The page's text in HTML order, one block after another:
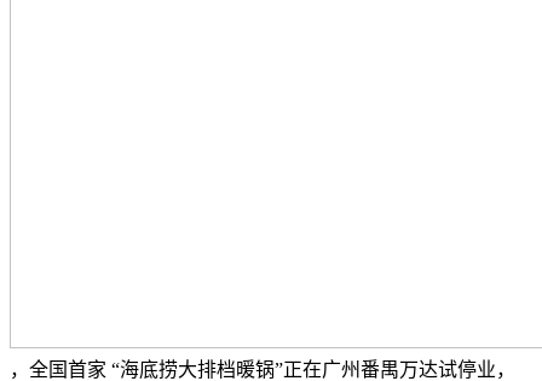
，全国首家 “海底捞大排档暖锅”正在广州番禺万达试停业，